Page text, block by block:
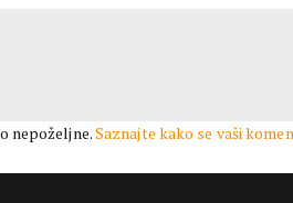
nepoželjne.Saznajte kako se vaši